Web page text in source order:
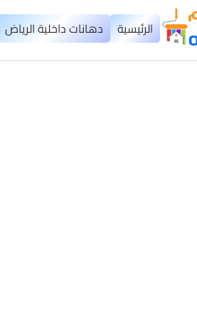
الرئيسية دهانات داخلية الرياض